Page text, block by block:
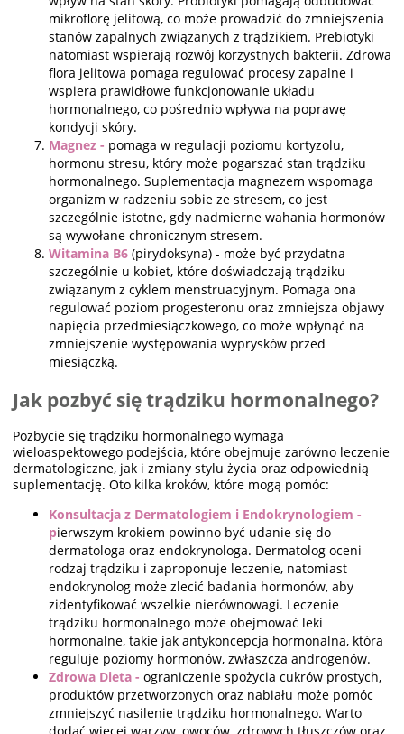
mikroflorę jelitową, co może prowadzić do zmniejszenia
stanów zapalnych związanych z trądzikiem. Prebiotyki
natomiast wspierają rozwój korzystnych bakterii. Zdrowa
flora jelitowa pomaga regulować procesy zapalne i
wspiera prawidłowe funkcjonowanie układu
hormonalnego, co pośrednio wpływa na poprawę
kondycji skóry.
Magnez - pomaga w regulacji poziomu kortyzolu,
hormonu stresu, który może pogarszać stan trądziku
hormonalnego. Suplementacja magnezem wspomaga
organizm w radzeniu sobie ze stresem, co jest
szczególnie istotne, gdy nadmierne wahania hormonów
są wywołane chronicznym stresem.
Witamina B6 (pirydoksyna) - może być przydatna
szczególnie u kobiet, które doświadczają trądziku
związanym z cyklem menstruacyjnym. Pomaga ona
regulować poziom progesteronu oraz zmniejsza objawy
napięcia przedmiesiączkowego, co może wpłynąć na
zmniejszenie występowania wyprysków przed
miesiączką.
Jak pozbyć się trądziku hormonalnego?
Pozbycie się trądziku hormonalnego wymaga
wieloaspektowego podejścia, które obejmuje zarówno leczenie
dermatologiczne, jak i zmiany stylu życia oraz odpowiednią
suplementację. Oto kilka kroków, które mogą pomóc:
Konsultacja z Dermatologiem i Endokrynologiem -
pierwszym krokiem powinno być udanie się do
dermatologa oraz endokrynologa. Dermatolog oceni
rodzaj trądziku i zaproponuje leczenie, natomiast
endokrynolog może zlecić badania hormonów, aby
zidentyfikować wszelkie nierównowagi. Leczenie
trądziku hormonalnego może obejmować leki
hormonalne, takie jak antykoncepcja hormonalna, która
reguluje poziomy hormonów, zwłaszcza androgenów.
Zdrowa Dieta - ograniczenie spożycia cukrów prostych,
produktów przetworzonych oraz nabiału może pomóc
zmniejszyć nasilenie trądziku hormonalnego. Warto